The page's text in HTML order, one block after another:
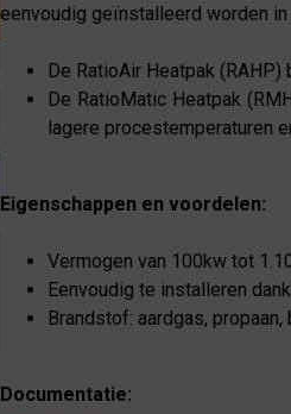
eenvoudig geïnstalleerd worden
De RatioAir Heatpak
De RatioMatic Heatpak
lagere procestemperaturen
Eigenschappen en voordelen:
Vermogen van 100kw tot
Eenvoudig te installeren
Brandstof: aardgas, propaan,
Documentatie: